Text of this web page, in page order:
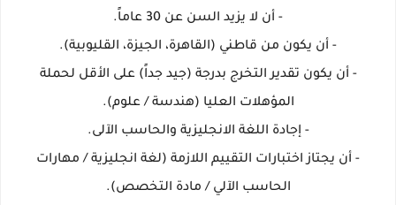
- أن لا يزيد السن عن 30 عاماً.
- أن يكون من قاطني (القاهرة، الجيزة، القليوبية).
- أن يكون تقدير التخرج بدرجة (جيد جداً) على الأقل لحملة
المؤهلات العليا (هندسة / علوم).
- إجادة اللغة الانجليزية والحاسب الآلى.
- أن يجتاز اختبارات التقييم اللازمة (لغة انجليزية / مهارات
الحاسب الآلي / مادة التخصص).